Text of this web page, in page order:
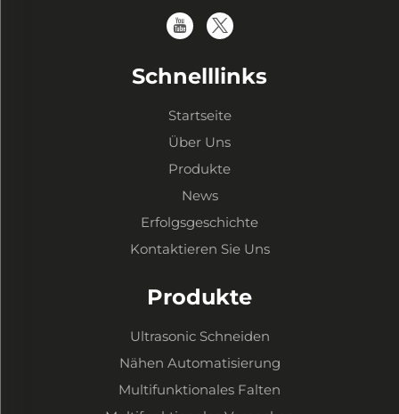
Schnelllinks
Startseite
Über Uns
Produkte
News
Erfolgsgeschichte
Kontaktieren Sie Uns
Produkte
Ultrasonic Schneiden
Nähen Automatisierung
Multifunktionales Falten